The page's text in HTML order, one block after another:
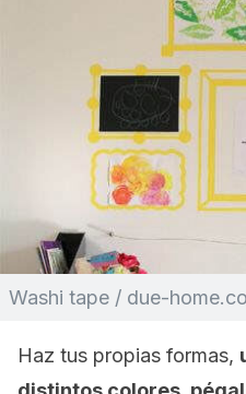
Washi tape / due-
Haz tus propias formas,